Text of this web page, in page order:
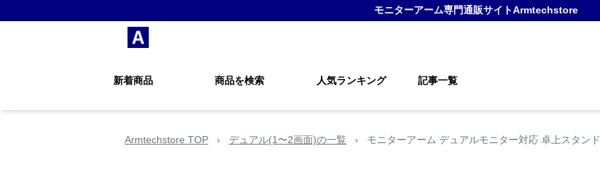
モニターアーム専門通販サイトArmtechstore
新着商品 商品を検索 人気ランキング 記事一覧
Armtechstore TOP › デュアル(1〜2画面)の一覧 › モニターアーム デュアルモニター対応 卓上スタンド